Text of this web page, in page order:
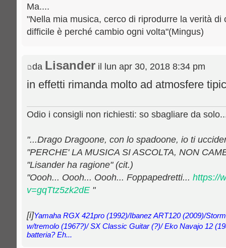
Ma....
"Nella mia musica, cerco di riprodurre la verità
difficile è perché cambio ogni volta"(Mingus)
da Lisander il lun apr 30, 2018 8:34 pm
in effetti rimanda molto ad atmosfere
Odio i consigli non richiesti: so sbagliare da
"...Drago Dragoone, con lo spadoone, io ti
"PERCHE' LA MUSICA SI ASCOLTA, NON
"Lisander ha ragione" (cit.)
"Oooh... Oooh... Oooh... Foppapedretti... https://
v=gqTtz5zk2dE "
[i]Yamaha RGX 421pro (1992)/Ibanez ART120 (2009)/
w/tremolo (1967?)/ SX Classic Guitar (?)/ Eko Navajo 12
batteria? Eh...